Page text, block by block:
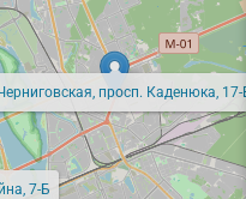
7-Б
просп. Каденюка, 17-